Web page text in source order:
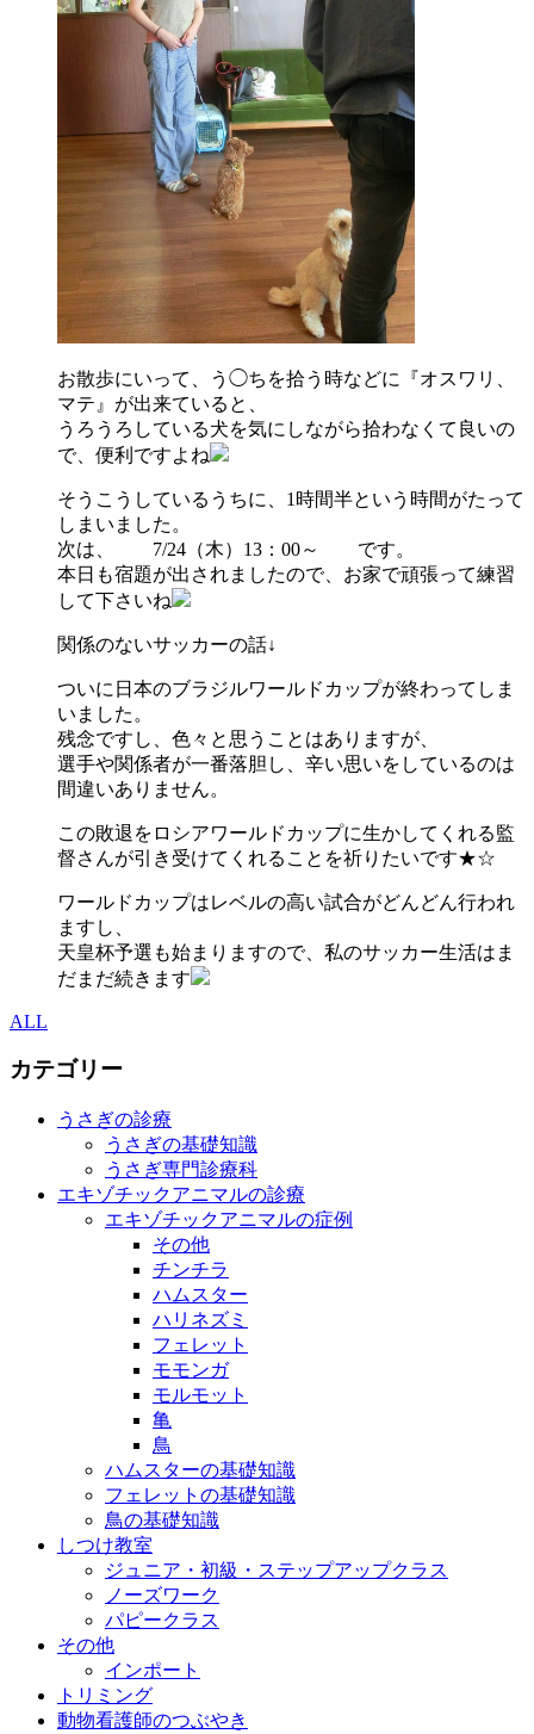
お散歩にいって、う◯ちを拾う時などに『オスワリ、
マテ』が出来ていると、
うろうろしている犬を気にしながら拾わなくて良いの
で、便利ですよね
そうこうしているうちに、1時間半という時間がたって
しまいました。
次は、 7/24（木）13：00～ です。
本日も宿題が出されましたので、お家で頑張って練習
して下さいね
関係のないサッカーの話↓
ついに日本のブラジルワールドカップが終わってしま
いました。
残念ですし、色々と思うことはありますが、
選手や関係者が一番落胆し、辛い思いをしているのは
間違いありません。
この敗退をロシアワールドカップに生かしてくれる監
督さんが引き受けてくれることを祈りたいです★☆
ワールドカップはレベルの高い試合がどんどん行われ
ますし、
天皇杯予選も始まりますので、私のサッカー生活はま
だまだ続きます
ALL
カテゴリー
うさぎの診療
うさぎの基礎知識
うさぎ専門診療科
エキゾチックアニマルの診療
エキゾチックアニマルの症例
その他
チンチラ
ハムスター
ハリネズミ
フェレット
モモンガ
モルモット
亀
鳥
ハムスターの基礎知識
フェレットの基礎知識
鳥の基礎知識
しつけ教室
ジュニア・初級・ステップアップクラス
ノーズワーク
パピークラス
その他
インポート
トリミング
動物看護師のつぶやき